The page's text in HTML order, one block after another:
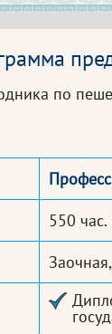
по
550 час.